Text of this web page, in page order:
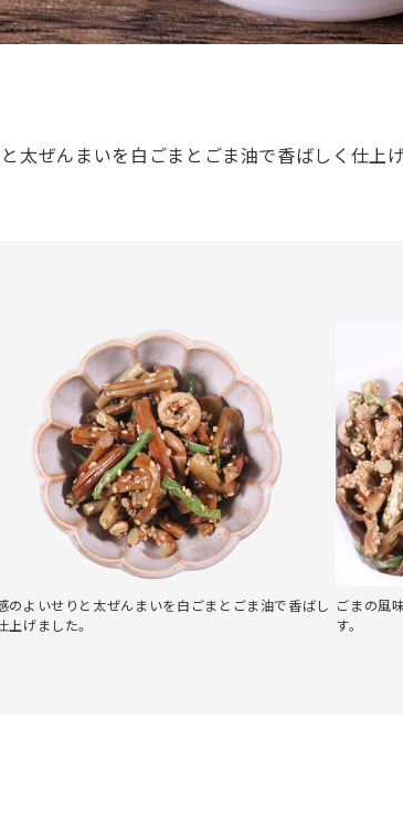
太ぜんまいを白ごまとごま油で香ばしく仕上げ
のよいせりと太ぜんまいを白ごまとごま油で香ばし
上げました。
ごまの風
す。